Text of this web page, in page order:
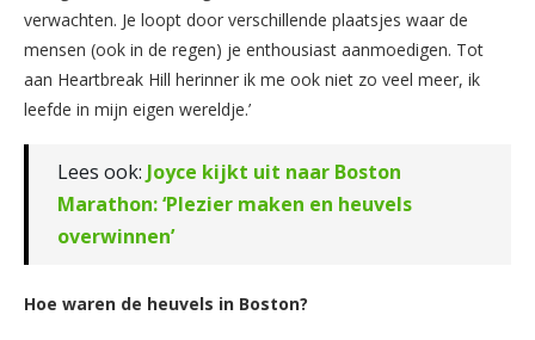
verwachten. Je loopt door verschillende plaatsjes waar de
mensen (ook in de regen) je enthousiast aanmoedigen. Tot
aan Heartbreak Hill herinner ik me ook niet zo veel meer, ik
leefde in mijn eigen wereldje.’
Lees ook: Joyce kijkt uit naar Boston
Marathon: ‘Plezier maken en heuvels
overwinnen’
Hoe waren de heuvels in Boston?